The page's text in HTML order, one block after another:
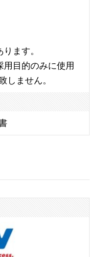
ます。
目的のみに使用
しません。